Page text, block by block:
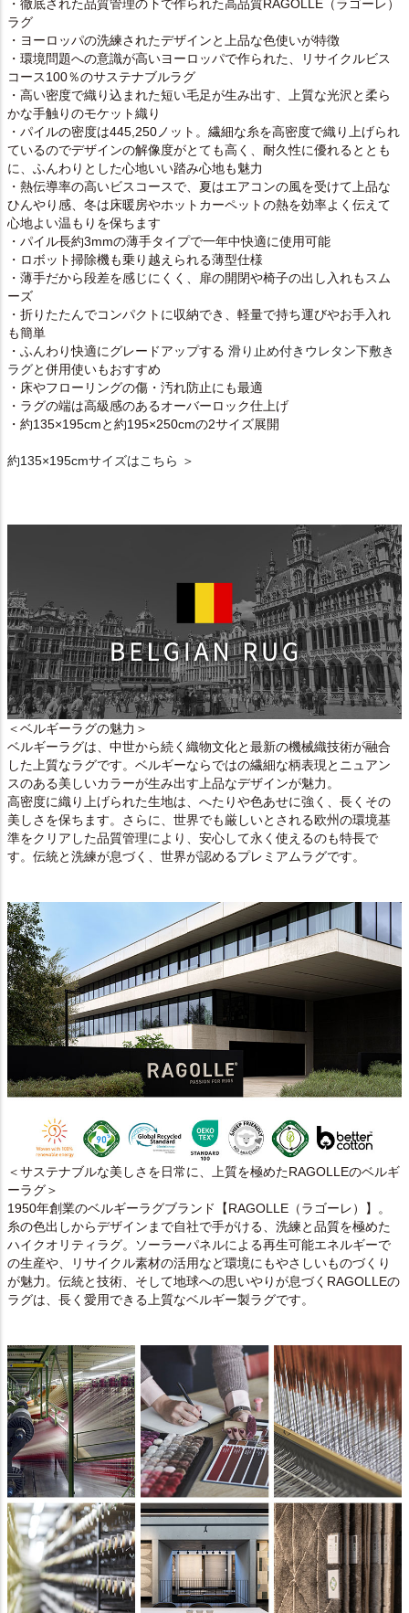
・徹底された品質管理の下で作られた高品質RAGOLLE（ラゴーレ）
ラグ
・ヨーロッパの洗練されたデザインと上品な色使いが特徴
・環境問題への意識が高いヨーロッパで作られた、リサイクルビス
コース100％のサステナブルラグ
・高い密度で織り込まれた短い毛足が生み出す、上質な光沢と柔ら
かな手触りのモケット織り
・パイルの密度は445,250ノット。繊細な糸を高密度で織り上げられ
ているのでデザインの解像度がとても高く、耐久性に優れるととも
に、ふんわりとした心地いい踏み心地も魅力
・熱伝導率の高いビスコースで、夏はエアコンの風を受けて上品な
ひんやり感、冬は床暖房やホットカーペットの熱を効率よく伝えて
心地よい温もりを保ちます
・パイル長約3mmの薄手タイプで一年中快適に使用可能
・ロボット掃除機も乗り越えられる薄型仕様
・薄手だから段差を感じにくく、扉の開閉や椅子の出し入れもスム
ーズ
・折りたたんでコンパクトに収納でき、軽量で持ち運びやお手入れ
も簡単
・ふんわり快適にグレードアップする 滑り止め付きウレタン下敷き
ラグと併用使いもおすすめ
・床やフローリングの傷・汚れ防止にも最適
・ラグの端は高級感のあるオーバーロック仕上げ
・約135×195cmと約195×250cmの2サイズ展開
約135×195cmサイズはこちら ＞
＜ベルギーラグの魅力＞
ベルギーラグは、中世から続く織物文化と最新の機械織技術が融合
した上質なラグです。ベルギーならではの繊細な柄表現とニュアン
スのある美しいカラーが生み出す上品なデザインが魅力。
高密度に織り上げられた生地は、へたりや色あせに強く、長くその
美しさを保ちます。さらに、世界でも厳しいとされる欧州の環境基
準をクリアした品質管理により、安心して永く使えるのも特長で
す。伝統と洗練が息づく、世界が認めるプレミアムラグです。
＜サステナブルな美しさを日常に、上質を極めたRAGOLLEのベルギ
ーラグ＞
1950年創業のベルギーラグブランド【RAGOLLE（ラゴーレ）】。
糸の色出しからデザインまで自社で手がける、洗練と品質を極めた
ハイクオリティラグ。ソーラーパネルによる再生可能エネルギーで
の生産や、リサイクル素材の活用など環境にもやさしいものづくり
が魅力。伝統と技術、そして地球への思いやりが息づくRAGOLLEの
ラグは、長く愛用できる上質なベルギー製ラグです。